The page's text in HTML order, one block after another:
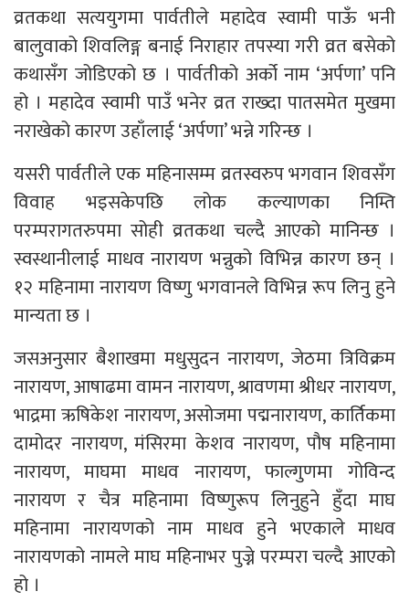
व्रतकथा सत्ययुगमा पार्वतीले महादेव स्वामी पाऊँ भनी
बालुवाको शिवलिङ्ग बनाई निराहार तपस्या गरी व्रत बसेको
कथासँग जोडिएको छ । पार्वतीको अर्को नाम ‘अर्पणा’ पनि
हो । महादेव स्वामी पाउँ भनेर व्रत राख्दा पातसमेत मुखमा
नराखेको कारण उहाँलाई ‘अर्पणा’ भन्ने गरिन्छ ।
यसरी पार्वतीले एक महिनासम्म व्रतस्वरुप भगवान शिवसँग
विवाह भइसकेपछि लोक कल्याणका निम्ति
परम्परागतरुपमा सोही व्रतकथा चल्दै आएको मानिन्छ ।
स्वस्थानीलाई माधव नारायण भन्नुको विभिन्न कारण छन् ।
१२ महिनामा नारायण विष्णु भगवानले विभिन्न रूप लिनु हुने
मान्यता छ ।
जसअनुसार बैशाखमा मधुसुदन नारायण, जेठमा त्रिविक्रम
नारायण, आषाढमा वामन नारायण, श्रावणमा श्रीधर नारायण,
भाद्रमा ऋषिकेश नारायण, असोजमा पद्मनारायण, कार्तिकमा
दामोदर नारायण, मंसिरमा केशव नारायण, पौष महिनामा
नारायण, माघमा माधव नारायण, फाल्गुणमा गोविन्द
नारायण र चैत्र महिनामा विष्णुरूप लिनुहुने हुँदा माघ
महिनामा नारायणको नाम माधव हुने भएकाले माधव
नारायणको नामले माघ महिनाभर पुज्ने परम्परा चल्दै आएको
हो ।